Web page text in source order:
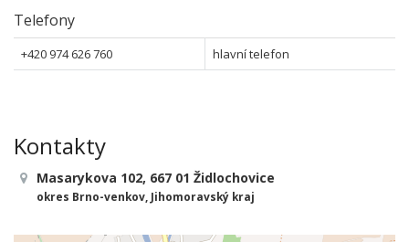
Telefony
+420 974 626 760 hlavní telefon
Kontakty
Masarykova 102, 667 01 Židlochovice
okres Brno-venkov, Jihomoravský kraj